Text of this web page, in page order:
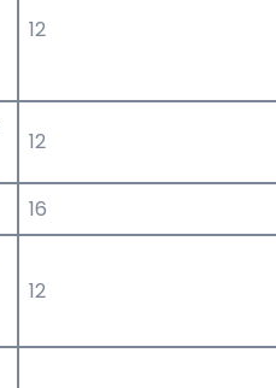
12
12
16
12